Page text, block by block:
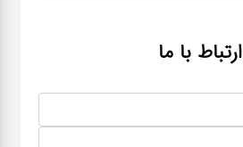
ارتباط با ما